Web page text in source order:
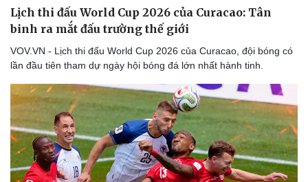
Lịch thi đấu World Cup 2026 của Curacao: Tân
binh ra mắt đấu trường thế giới
VOV.VN - Lịch thi đấu World Cup 2026 của Curacao, đội bóng có
lần đầu tiên tham dự ngày hội bóng đá lớn nhất hành tinh.